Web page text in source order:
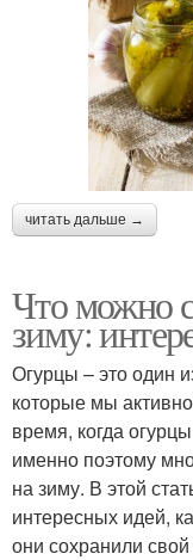
читать дальше →
Что можно
зиму:
Огурцы – это один
которые мы
время, когда
именно поэтому
на зиму. В этой
интересных идей,
они сохранили